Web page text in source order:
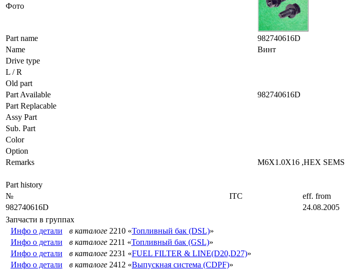
Фото
Part name
982740616D
Name
Винт
Drive type
L / R
Old part
Part Available
982740616D
Part Replacable
Assy Part
Sub. Part
Color
Option
Remarks
M6X1.0X16 ,HEX SEMS
Part history
№
ITC eff. from
982740616D
24.08.2005
Запчасти в группах
Инфо о детали
в каталоге 2210 «Топливный бак (DSL)»
Инфо о детали
в каталоге 2211 «Топливный бак (GSL)»
Инфо о детали
в каталоге 2231 «FUEL FILTER & LINE(D20,D27)»
Инфо о детали
в каталоге 2412 «Выпускная система (CDPF)»